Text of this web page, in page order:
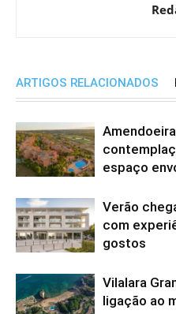
ARTIGOS RELACIONADOS
espaço
Verão
com
gostos
Vilalara
ligação ao